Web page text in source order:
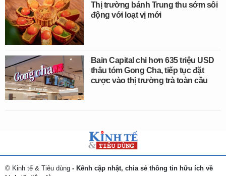
Thị trường bánh Trung thu sớm sôi
động với loạt vị mới
Bain Capital chi hơn 635 triệu USD
thâu tóm Gong Cha, tiếp tục đặt
cược vào thị trường trà toàn cầu
© Kinh tế & Tiêu dùng - Kênh cập nhật, chia sẻ thông tin hữu ích về